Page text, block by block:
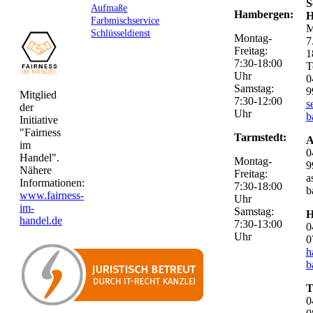
Mitglied
der
Initiative
"Fairness
im
Handel".
Nähere
Informationen:
www.fairness-
im-
handel.de
Aufmaße
Farbmischservice
Schlüsseldienst
Hambergen:
Montag-
Freitag:
7:30-18:00
Uhr
Samstag:
7:30-12:00
Uhr
Tarmstedt:
Montag-
Freitag:
7:30-18:00
Uhr
Samstag:
7:30-13:00
Uhr